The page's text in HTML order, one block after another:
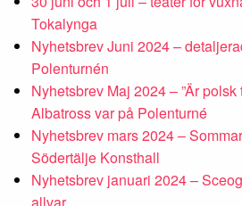
Tokalynga
Nyhetsbrev Juni 2024 –
Polenturnén
Nyhetsbrev Maj 2024 – ”Är polsk
Albatross var på Polenturné
Nyhetsbrev mars 2024 –
Södertälje Konsthall
Nyhetsbrev januari 2024 –
allvar